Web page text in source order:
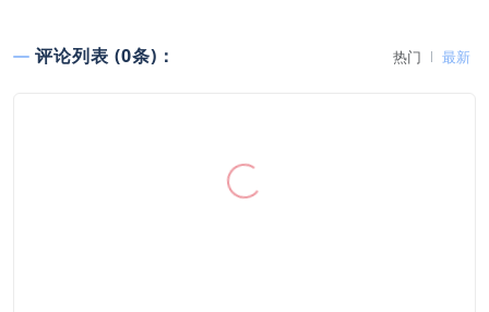
评论列表 (0条)： 热门 最新